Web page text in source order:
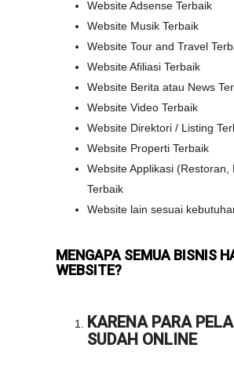
Website Adsense Terbaik
Website Musik Terbaik
Website Tour and Travel
Website Afiliasi Terbaik
Website Berita atau News
Website Video Terbaik
Website Direktori / Listing
Website Properti Terbaik
Website Applikasi (Restoran,
Terbaik
Website lain sesuai
MENGAPA SEMUA BISNIS
WEBSITE?
KARENA PARA
SUDAH ONLINE